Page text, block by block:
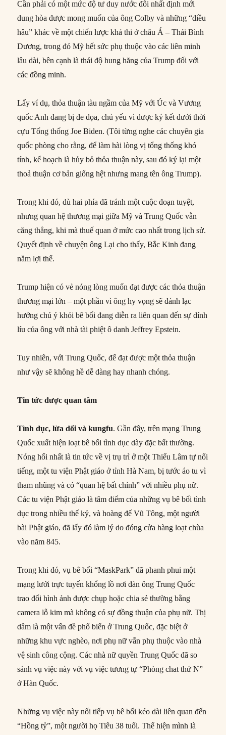
Cần phải có một mức độ tư duy nước đôi nhất định mới
dung hòa được mong muốn của ông Colby và những “diều
hâu” khác về một chiến lược khả thi ở châu Á – Thái Bình
Dương, trong đó Mỹ hết sức phụ thuộc vào các liên minh
lâu dài, bên cạnh là thái độ hung hăng của Trump đối với
các đồng minh.
Lấy ví dụ, thỏa thuận tàu ngầm của Mỹ với Úc và Vương
quốc Anh đang bị đe dọa, chủ yếu vì được ký kết dưới thời
cựu Tổng thống Joe Biden. (Tôi từng nghe các chuyên gia
quốc phòng cho rằng, để làm hài lòng vị tổng thống khó
tính, kế hoạch là hủy bỏ thỏa thuận này, sau đó ký lại một
thoả thuận cơ bản giống hệt nhưng mang tên ông Trump).
Trong khi đó, dù hai phía đã tránh một cuộc đoạn tuyệt,
nhưng quan hệ thương mại giữa Mỹ và Trung Quốc vẫn
căng thẳng, khi mà thuế quan ở mức cao nhất trong lịch sử.
Quyết định về chuyện ông Lại cho thấy, Bắc Kinh đang
nắm lợi thế.
Trump hiện có vẻ nóng lòng muốn đạt được các thỏa thuận
thương mại lớn – một phần vì ông hy vọng sẽ đánh lạc
hướng chú ý khỏi bê bối đang diễn ra liên quan đến sự dính
líu của ông với nhà tài phiệt ô danh Jeffrey Epstein.
Tuy nhiên, với Trung Quốc, để đạt được một thỏa thuận
như vậy sẽ không hề dễ dàng hay nhanh chóng.
Tin tức được quan tâm
Tình dục, lừa dối và kungfu. Gần đây, trên mạng Trung
Quốc xuất hiện loạt bê bối tình dục dày đặc bất thường.
Nóng hổi nhất là tin tức về vị trụ trì ở một Thiếu Lâm tự nổi
tiếng, một tu viện Phật giáo ở tỉnh Hà Nam, bị tước áo tu vì
tham nhũng và có “quan hệ bất chính” với nhiều phụ nữ.
Các tu viện Phật giáo là tâm điểm của những vụ bê bối tình
dục trong nhiều thế kỷ, và hoàng đế Vũ Tông, một người
bài Phật giáo, đã lấy đó làm lý do đóng cửa hàng loạt chùa
vào năm 845.
Trong khi đó, vụ bê bối “MaskPark” đã phanh phui một
mạng lưới trực tuyến khổng lồ nơi đàn ông Trung Quốc
trao đổi hình ảnh được chụp hoặc chia sẻ thường bằng
camera lỗ kim mà không có sự đồng thuận của phụ nữ. Thị
dâm là một vấn đề phổ biến ở Trung Quốc, đặc biệt ở
những khu vực nghèo, nơi phụ nữ vẫn phụ thuộc vào nhà
vệ sinh công cộng. Các nhà nữ quyền Trung Quốc đã so
sánh vụ việc này với vụ việc tương tự “Phòng chat thứ N”
ở Hàn Quốc.
Những vụ việc này nối tiếp vụ bê bối kéo dài liên quan đến
“Hồng tỷ”, một người họ Tiêu 38 tuổi. Thể hiện mình là